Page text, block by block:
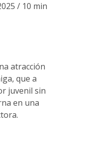
/ 10 min
atracción
que a
juvenil sin
en una